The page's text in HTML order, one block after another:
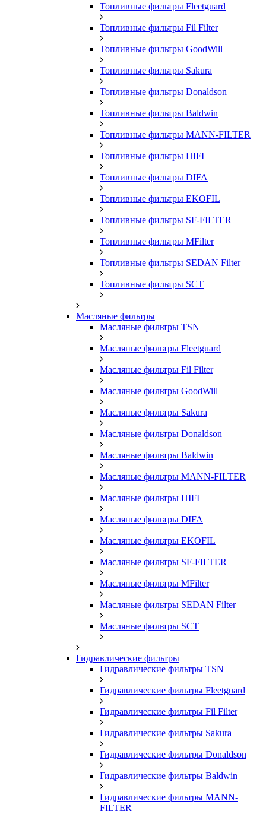
Топливные фильтры Fleetguard
Топливные фильтры Fil Filter
Топливные фильтры GoodWill
Топливные фильтры Sakura
Топливные фильтры Donaldson
Топливные фильтры Baldwin
Топливные фильтры MANN-FILTER
Топливные фильтры HIFI
Топливные фильтры DIFA
Топливные фильтры EKOFIL
Топливные фильтры SF-FILTER
Топливные фильтры MFilter
Топливные фильтры SEDAN Filter
Топливные фильтры SCT
Масляные фильтры
Масляные фильтры TSN
Масляные фильтры Fleetguard
Масляные фильтры Fil Filter
Масляные фильтры GoodWill
Масляные фильтры Sakura
Масляные фильтры Donaldson
Масляные фильтры Baldwin
Масляные фильтры MANN-FILTER
Масляные фильтры HIFI
Масляные фильтры DIFA
Масляные фильтры EKOFIL
Масляные фильтры SF-FILTER
Масляные фильтры MFilter
Масляные фильтры SEDAN Filter
Масляные фильтры SCT
Гидравлические фильтры
Гидравлические фильтры TSN
Гидравлические фильтры Fleetguard
Гидравлические фильтры Fil Filter
Гидравлические фильтры Sakura
Гидравлические фильтры Donaldson
Гидравлические фильтры Baldwin
Гидравлические фильтры MANN-
FILTER